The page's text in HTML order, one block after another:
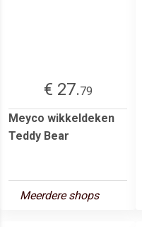
€ 27.79
Meyco wikkeldeken
Teddy Bear
Meerdere shops